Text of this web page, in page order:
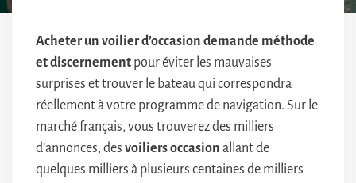
Acheter un voilier d’occasion demande méthode
et discernement pour éviter les mauvaises
surprises et trouver le bateau qui correspondra
réellement à votre programme de navigation. Sur le
marché français, vous trouverez des milliers
d’annonces, des voiliers occasion allant de
quelques milliers à plusieurs centaines de milliers